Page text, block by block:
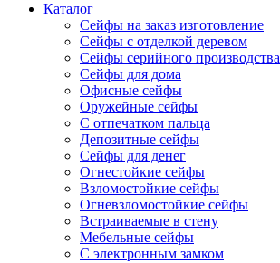
Каталог
Сейфы на заказ изготовление
Сейфы с отделкой деревом
Сейфы серийного производства
Сейфы для дома
Офисные сейфы
Оружейные сейфы
С отпечатком пальца
Депозитные сейфы
Сейфы для денег
Огнестойкие сейфы
Взломостойкие сейфы
Огневзломостойкие сейфы
Встраиваемые в стену
Мебельные сейфы
С электронным замком